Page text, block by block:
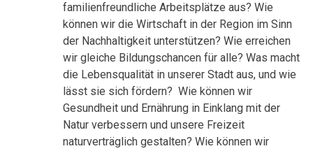
familienfreundliche Arbeitsplätze aus? Wie
können wir die Wirtschaft in der Region im Sinn
der Nachhaltigkeit unterstützen? Wie erreichen
wir gleiche Bildungschancen für alle? Was macht
die Lebensqualität in unserer Stadt aus, und wie
lässt sie sich fördern? Wie können wir
Gesundheit und Ernährung in Einklang mit der
Natur verbessern und unsere Freizeit
naturverträglich gestalten? Wie können wir